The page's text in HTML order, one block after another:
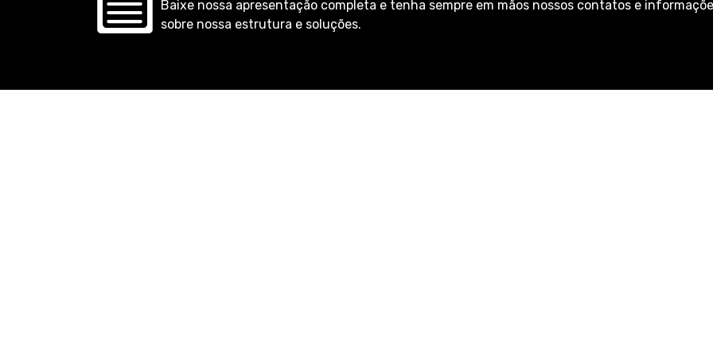
Baixe nossa apresentação completa e tenha sempre em mãos nossos contatos e
sobre nossa estrutura e soluções.